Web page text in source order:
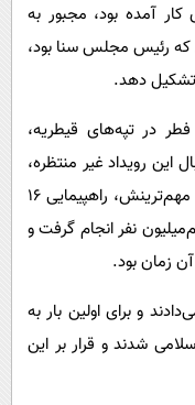
آمده ‌بود، مجبور به
شریف‌امامی که رئیس مجلس سنا بود،
تشکیل دهد.
عید فطر در تپه‌های قیطریه،
رویداد غیر منتظره،
ناآرامی‌های دیگری نیز به وقوع پیوست که مهم‌ترینش، راهپیمایی ۱۶
نفر انجام گرفت و
زمان بود.
و برای اولین بار به
شدند و قرار بر این